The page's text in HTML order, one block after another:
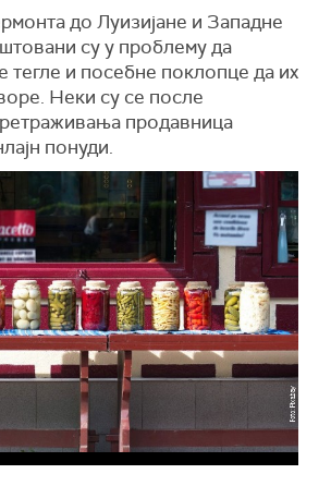
до Луизијане и Западне
су у проблему да
тегле и посебне поклопце да их
Неки су се после
продавница
понуди.